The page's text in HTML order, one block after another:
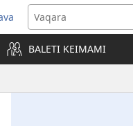
BALETI KEIMAMI